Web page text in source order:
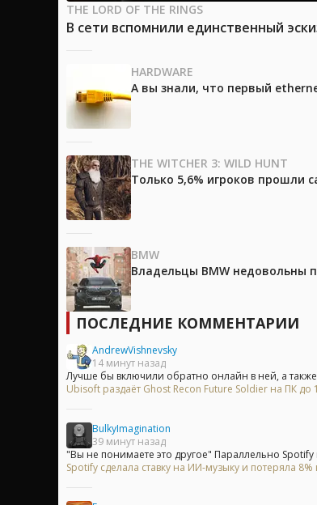
THE LORD OF THE RINGS
В сети вспомнили единственный
HARDWARE
А вы знали, что первый
THE WITCHER 3: WILD HUNT
Только 5,6% игроков прошли
BMW
Владельцы BMW недовольны
ПОСЛЕДНИЕ КОММЕНТАРИИ
AndrewVishnevsky
14 минут назад
Лучше бы включили обратно онлайн в ней, а
Ubisoft раздаёт Ghost Recon Future Soldier на ПК до
BulkyImagination
39 минут назад
"Вы не понимаете это другое" Параллельно
Spotify сделала ставку на ИИ-музыку и потеряла